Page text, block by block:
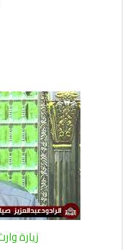
زيارة